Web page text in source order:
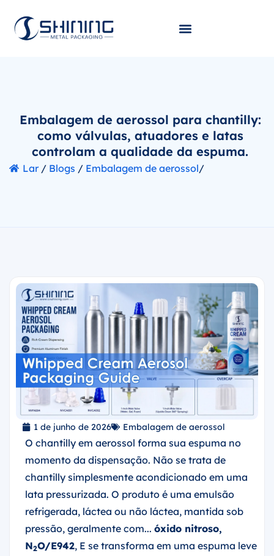
Embalagem de aerossol para chantilly:
como válvulas, atuadores e latas
controlam a qualidade da espuma.
Lar/ Blogs / Embalagem de aerossol/
1 de junho de 2026 Embalagem de aerossol
O chantilly em aerossol forma sua espuma no
momento da dispensação. Não se trata de
chantilly simplesmente acondicionado em uma
lata pressurizada. O produto é uma emulsão
refrigerada, láctea ou não láctea, mantida sob
pressão, geralmente com... óxido nitroso,
N2O/E942, E se transforma em uma espuma leve